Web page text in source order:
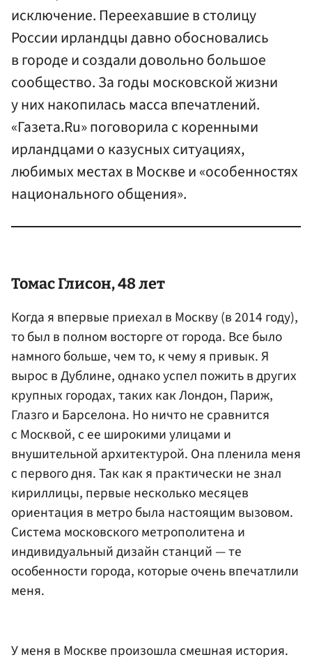
исключение. Переехавшие в столицу
России ирландцы давно обосновались
в городе и создали довольно большое
сообщество. За годы московской жизни
у них накопилась масса впечатлений.
«Газета.Ru» поговорила с коренными
ирландцами о казусных ситуациях,
любимых местах в Москве и «особенностях
национального общения».
Томас Глисон, 48 лет
Когда я впервые приехал в Москву (в 2014 году),
то был в полном восторге от города. Все было
намного больше, чем то, к чему я привык. Я
вырос в Дублине, однако успел пожить в других
крупных городах, таких как Лондон, Париж,
Глазго и Барселона. Но ничто не сравнится
с Москвой, c ее широкими улицами и
внушительной архитектурой. Она пленила меня
с первого дня. Так как я практически не знал
кириллицы, первые несколько месяцев
ориентация в метро была настоящим вызовом.
Система московского метрополитена и
индивидуальный дизайн станций — те
особенности города, которые очень впечатлили
меня.
У меня в Москве произошла смешная история.